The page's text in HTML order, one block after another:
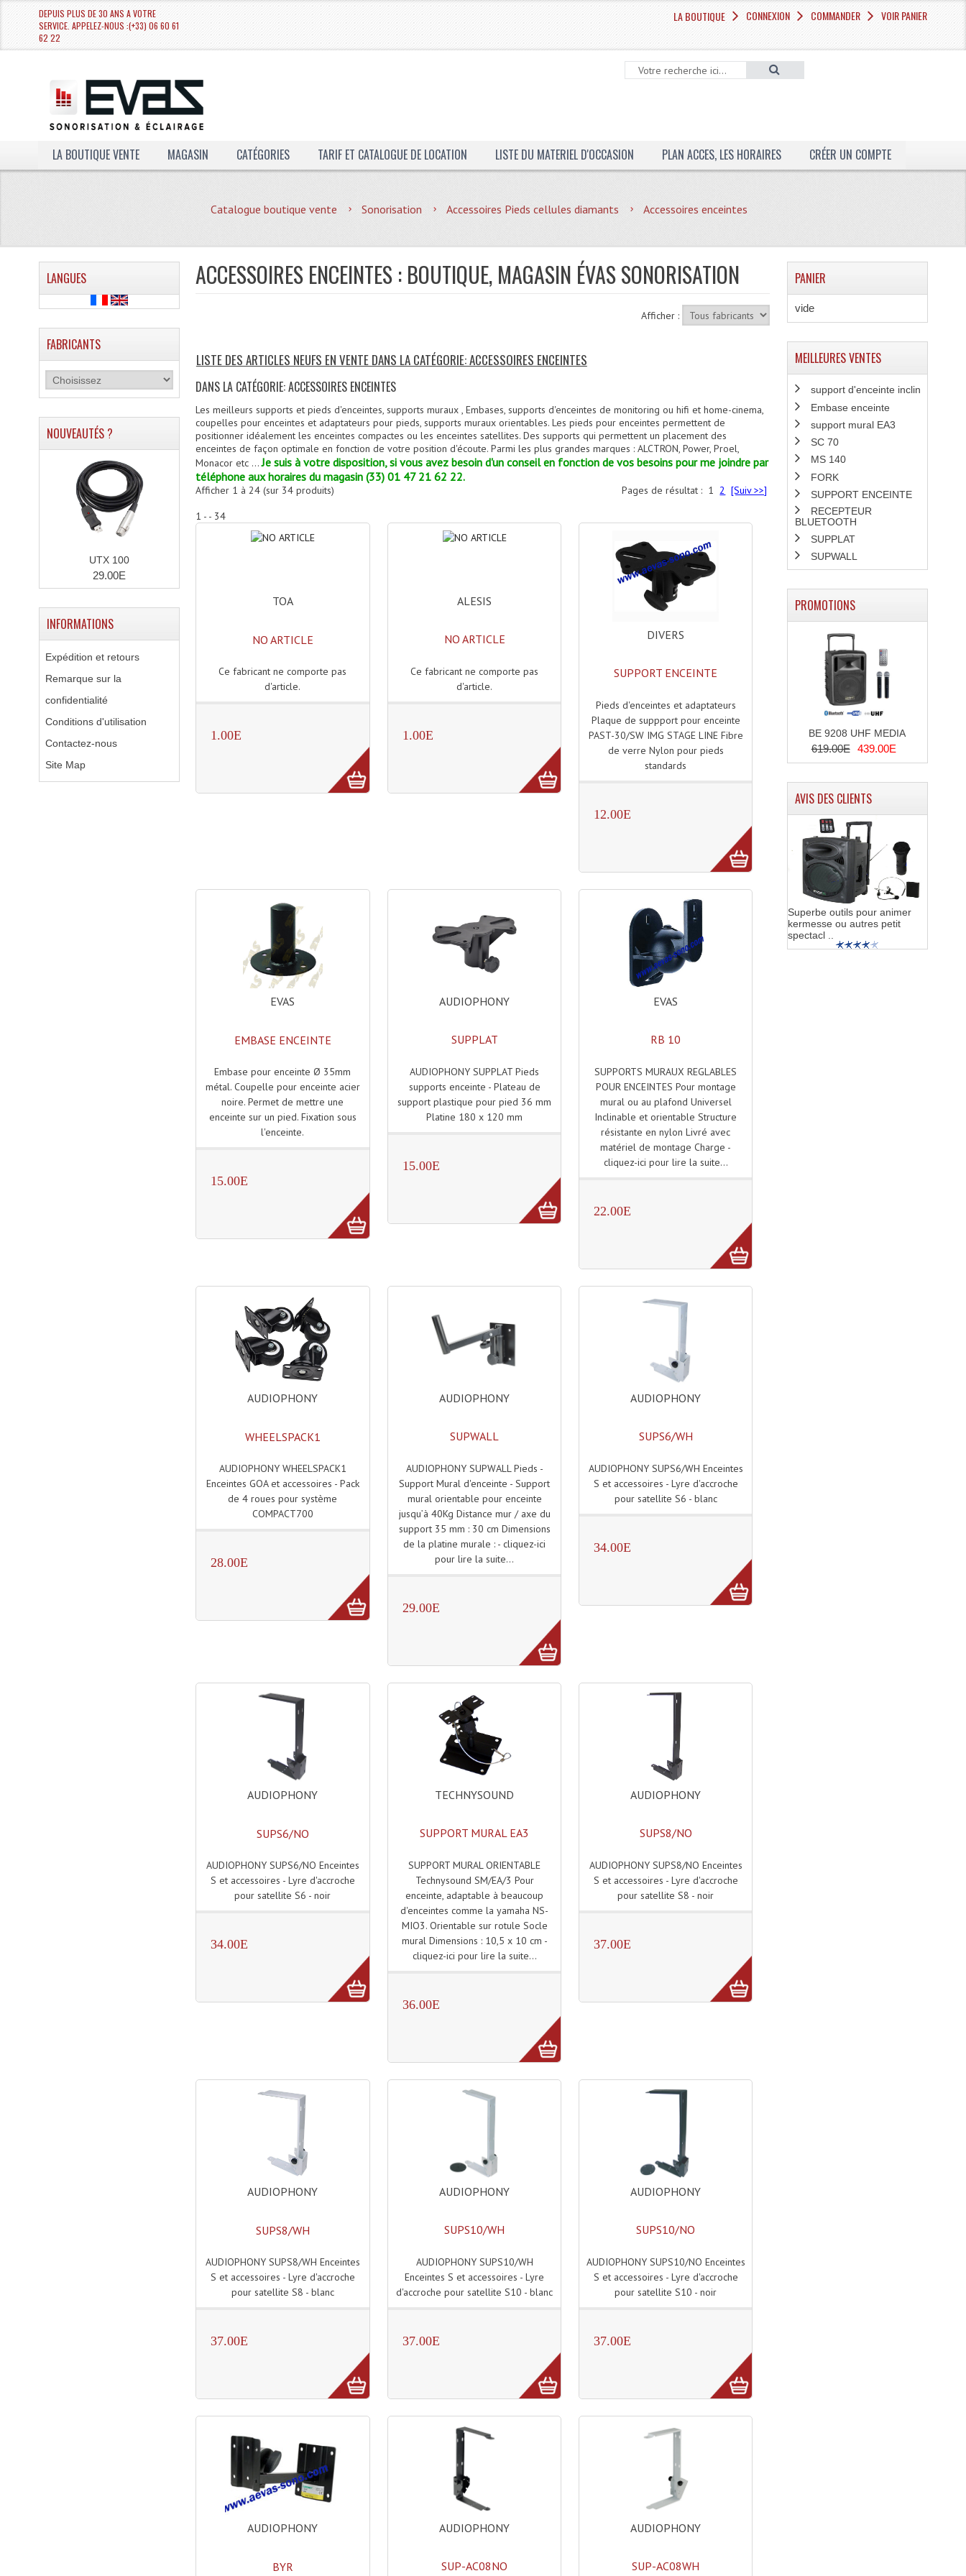
DEPUIS PLUS DE 30 ANS A VOTRE
SERVICE. APPELEZ-NOUS :(+33) 06 60 61
62 22
LA BOUTIQUE CONNEXION COMMANDER VOIR PANIER
LA BOUTIQUE VENTE MAGASIN CATÉGORIES TARIF ET CATALOGUE DE LOCATION LISTE DU MATERIEL D'OCCASION PLAN ACCES, LES HORAIRES CRÉER UN COMPTE
Catalogue boutique vente Sonorisation Accessoires Pieds cellules diamants Accessoires enceintes
ACCESSOIRES ENCEINTES : BOUTIQUE, MAGASIN ÉVAS SONORISATION
Afficher :
LISTE DES ARTICLES NEUFS EN VENTE DANS LA CATÉGORIE: ACCESSOIRES ENCEINTES
DANS LA CATÉGORIE: ACCESSOIRES ENCEINTES
Les meilleurs supports et pieds d'enceintes, supports muraux , Embases, supports d'enceintes de monitoring ou hifi et home-cinema,
coupelles pour enceintes et adaptateurs pour pieds, supports muraux orientables. Les pieds pour enceintes permettent de
positionner idéalement les enceintes compactes ou les enceintes satellites. Des supports qui permettent un placement des
enceintes de façon optimale en fonction de votre position d'écoute. Parmi les plus grandes marques : ALCTRON, Power, Proel,
Monacor etc ...Je suis à votre disposition, si vous avez besoin d'un conseil en fonction de vos besoins pour me joindre par
téléphone aux horaires du magasin (33) 01 47 21 62 22.
Pages de résultat : 1 2 [Suiv >>]
Afficher 1 à 24(sur 34produits)
1 - - 34
TOA
NO ARTICLE
Ce fabricant ne comporte pas
d'article.
1.00E
ALESIS
NO ARTICLE
Ce fabricant ne comporte pas
d'article.
1.00E
DIVERS
SUPPORT ENCEINTE
Pieds d'enceintes et adaptateurs
Plaque de suppport pour enceinte
PAST-30/SW IMG STAGE LINE Fibre
de verre Nylon pour pieds
standards
12.00E
EVAS
EMBASE ENCEINTE
Embase pour enceinte Ø 35mm
métal. Coupelle pour enceinte acier
noire. Permet de mettre une
enceinte sur un pied. Fixation sous
l'enceinte.
15.00E
AUDIOPHONY
SUPPLAT
AUDIOPHONY SUPPLAT Pieds
supports enceinte - Plateau de
support plastique pour pied 36 mm
Platine 180 x 120 mm
15.00E
EVAS
RB 10
SUPPORTS MURAUX REGLABLES
POUR ENCEINTES Pour montage
mural ou au plafond Universel
Inclinable et orientable Structure
résistante en nylon Livré avec
matériel de montage Charge -
cliquez-ici pour lire la suite...
22.00E
AUDIOPHONY
WHEELSPACK1
AUDIOPHONY WHEELSPACK1
Enceintes GOA et accessoires - Pack
de 4 roues pour système
COMPACT700
28.00E
AUDIOPHONY
SUPWALL
AUDIOPHONY SUPWALL Pieds -
Support Mural d'enceinte - Support
mural orientable pour enceinte
jusqu’à 40Kg Distance mur / axe du
support 35 mm : 30 cm Dimensions
de la platine murale : - cliquez-ici
pour lire la suite...
29.00E
AUDIOPHONY
SUPS6/WH
AUDIOPHONY SUPS6/WH Enceintes
S et accessoires - Lyre d'accroche
pour satellite S6 - blanc
34.00E
AUDIOPHONY
SUPS6/NO
AUDIOPHONY SUPS6/NO Enceintes
S et accessoires - Lyre d'accroche
pour satellite S6 - noir
34.00E
TECHNYSOUND
SUPPORT MURAL EA3
SUPPORT MURAL ORIENTABLE
Technysound SM/EA/3 Pour
enceinte, adaptable à beaucoup
d'enceintes comme la yamaha NS-
MIO3. Orientable sur rotule Socle
mural Dimensions : 10,5 x 10 cm -
cliquez-ici pour lire la suite...
36.00E
AUDIOPHONY
SUPS8/NO
AUDIOPHONY SUPS8/NO Enceintes
S et accessoires - Lyre d'accroche
pour satellite S8 - noir
37.00E
AUDIOPHONY
SUPS8/WH
AUDIOPHONY SUPS8/WH Enceintes
S et accessoires - Lyre d'accroche
pour satellite S8 - blanc
37.00E
AUDIOPHONY
SUPS10/WH
AUDIOPHONY SUPS10/WH
Enceintes S et accessoires - Lyre
d'accroche pour satellite S10 - blanc
37.00E
AUDIOPHONY
SUPS10/NO
AUDIOPHONY SUPS10/NO Enceintes
S et accessoires - Lyre d'accroche
pour satellite S10 - noir
37.00E
AUDIOPHONY
BYR
AUDIOPHONY
SUP-AC08NO
AUDIOPHONY
SUP-AC08WH
LANGUES
FABRICANTS
NOUVEAUTÉS ?
UTX 100
29.00E
INFORMATIONS
Expédition et retours
Remarque sur la
confidentialité
Conditions d'utilisation
Contactez-nous
Site Map
PANIER
vide
MEILLEURES VENTES
support d'enceinte inclin
Embase enceinte
support mural EA3
SC 70
MS 140
FORK
SUPPORT ENCEINTE
RECEPTEUR
BLUETOOTH
SUPPLAT
SUPWALL
PROMOTIONS
BE 9208 UHF MEDIA
619.00E 439.00E
AVIS DES CLIENTS
Superbe outils pour animer
kermesse ou autres petit
spectacl ..